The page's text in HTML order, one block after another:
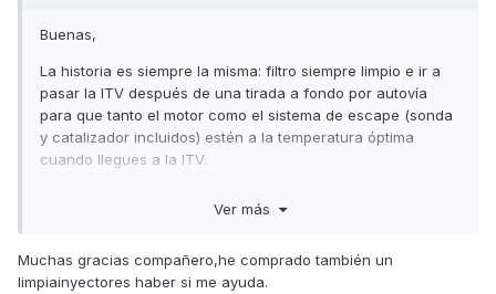
Buenas,
La historia es siempre la misma: filtro siempre limpio e ir a
pasar la ITV después de una tirada a fondo por autovía
para que tanto el motor como el sistema de escape (sonda
y catalizador incluidos) estén a la temperatura óptima
cuando llegues a la ITV.
Ver más
Muchas gracias compañero,he comprado también un
limpiainyectores haber si me ayuda.